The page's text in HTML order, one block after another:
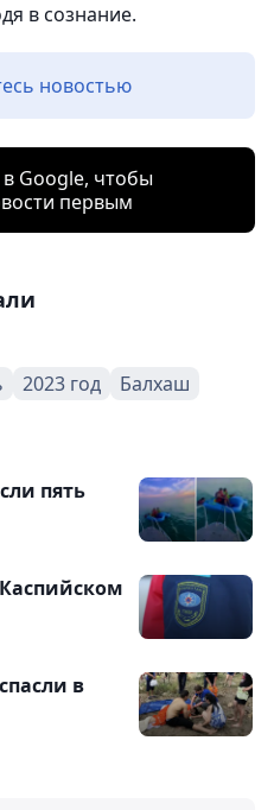
в сознание.
новостью
Google, чтобы
первым
2023 год Балхаш
пять
в